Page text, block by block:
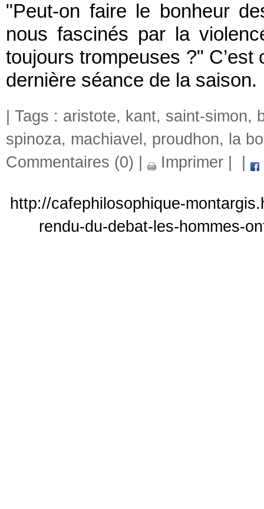
"Peut-on faire le bonheur
nous fascinés par la
toujours trompeuses ?"
dernière séance de la saison.
| Tags : aristote, kant, saint-simon,
spinoza, machiavel , proudhon, la
Commentaires (0)
Imprimer
http://cafephilosophique-
rendu-du-debat-les-hommes-